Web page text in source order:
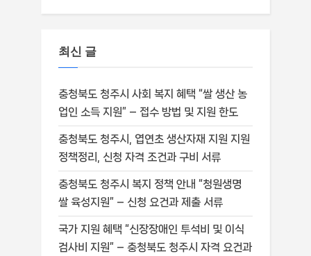
최신 글
충청북도 청주시 사회 복지 혜택 “쌀 생산 농
업인 소득 지원” – 접수 방법 및 지원 한도
충청북도 청주시, 엽연초 생산자재 지원 지원
정책정리, 신청 자격 조건과 구비 서류
충청북도 청주시 복지 정책 안내 “청원생명
쌀 육성지원” – 신청 요건과 제출 서류
국가 지원 혜택 “신장장애인 투석비 및 이식
검사비 지원” – 충청북도 청주시 자격 요건과